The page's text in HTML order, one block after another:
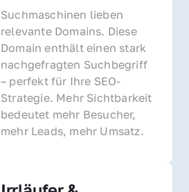
Suchmaschinen lieben
relevante Domains. Diese
Domain enthält einen stark
nachgefragten Suchbegriff
– perfekt für Ihre SEO-
Strategie. Mehr Sichtbarkeit
bedeutet mehr Besucher,
mehr Leads, mehr Umsatz.